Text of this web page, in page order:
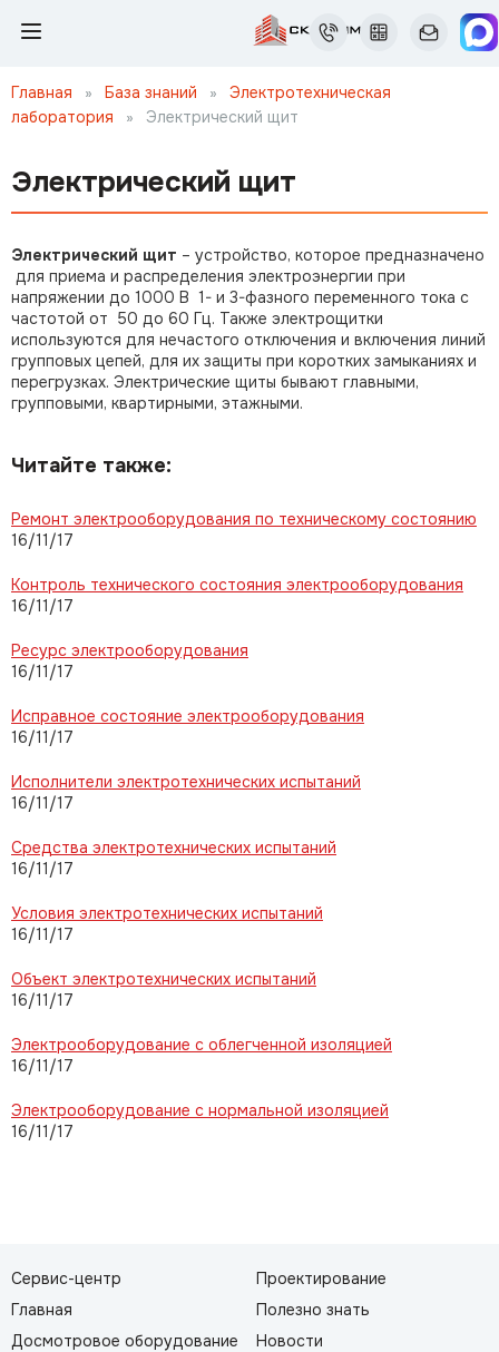
Главная » База знаний »
Электротехническая
лаборатория
» Электрический щит
Электрический щит
Электрический щит – устройство, которое предназначено
для приема и распределения электроэнергии при
напряжении до 1000 В 1- и 3-фазного переменного тока с
частотой от 50 до 60 Гц. Также электрощитки
используются для нечастого отключения и включения линий
групповых цепей, для их защиты при коротких замыканиях и
перегрузках. Электрические щиты бывают главными,
групповыми, квартирными, этажными.
Читайте также:
Ремонт электрооборудования по техническому состоянию
16/11/17
Контроль технического состояния электрооборудования
16/11/17
Ресурс электрооборудования
16/11/17
Исправное состояние электрооборудования
16/11/17
Исполнители электротехнических испытаний
16/11/17
Средства электротехнических испытаний
16/11/17
Условия электротехнических испытаний
16/11/17
Объект электротехнических испытаний
16/11/17
Электрооборудование с облегченной изоляцией
16/11/17
Электрооборудование с нормальной изоляцией
16/11/17
Сервис-центр
Главная
Досмотровое оборудование
Проектирование
Полезно знать
Новости